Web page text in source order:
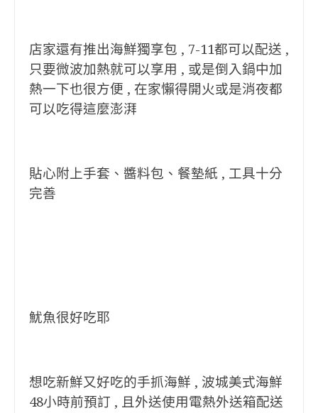
店家還有推出海鮮獨享包 , 7-11都可以配送 ,
只要微波加熱就可以享用 , 或是倒入鍋中加
熱一下也很方便 , 在家懶得開火或是消夜都
可以吃得這麼澎湃
貼心附上手套、醬料包、餐墊紙 , 工具十分
完善
魷魚很好吃耶
想吃新鮮又好吃的手抓海鮮 , 波城美式海鮮
48小時前預訂 , 且外送使用電熱外送箱配送